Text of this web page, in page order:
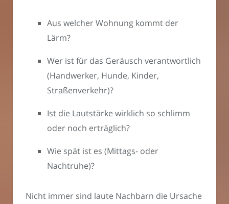
Aus welcher Wohnung kommt der
Lärm?
Wer ist für das Geräusch verantwortlich
(Handwerker, Hunde, Kinder,
Straßenverkehr)?
Ist die Lautstärke wirklich so schlimm
oder noch erträglich?
Wie spät ist es (Mittags- oder
Nachtruhe)?
Nicht immer sind laute Nachbarn die Ursache